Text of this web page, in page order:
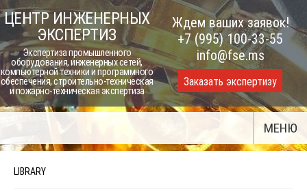
Skip
to
content
ЦЕНТР ИНЖЕНЕРНЫХ
ЭКСПЕРТИЗ
Экспертиза промышленного
оборудования, инженерных сетей,
компьютерной техники и программного
обеспечения, строительно-техническая
и пожарно-техническая экспертиза
Ждем ваших заявок!
+7 (995) 100-33-55
info@fse.ms
Заказать экспертизу
МЕНЮ
LIBRARY